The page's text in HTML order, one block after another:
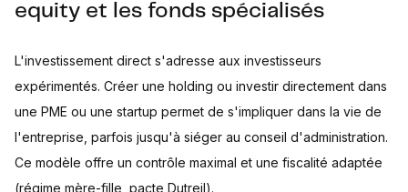
equity et les fonds spécialisés
L'investissement direct s'adresse aux investisseurs
expérimentés. Créer une holding ou investir directement dans
une PME ou une startup permet de s'impliquer dans la vie de
l'entreprise, parfois jusqu'à siéger au conseil d'administration.
Ce modèle offre un contrôle maximal et une fiscalité adaptée
(régime mère-fille, pacte Dutreil).